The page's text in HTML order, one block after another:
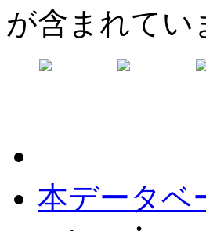
が含まれてい
本データベ